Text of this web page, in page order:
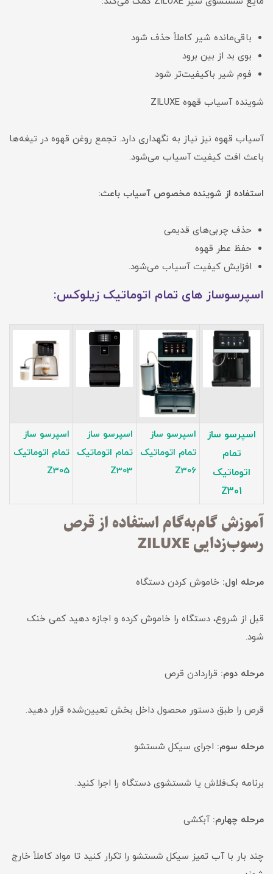
باقی‌مانده شیر کاملاً حذف شود
بوی بد از بین برود
فوم شیر باکیفیت‌تر شود
شوینده آسیاب قهوه ZILUXE
آسیاب قهوه نیز نیاز به نگهداری دارد. تجمع روغن قهوه در تیغه‌ها
باعث افت کیفیت آسیاب می‌شود.
استفاده از شوینده مخصوص آسیاب باعث:
حذف چربی‌های قدیمی
حفظ عطر قهوه
افزایش کیفیت آسیاب می‌شود.
اسپرسوساز های تمام اتوماتیک زیلوکس:
اسپرسو ساز
تمام
اتوماتیک
Z301
اسپرسو ساز
تمام اتوماتیک
Z306
اسپرسو ساز
تمام اتوماتیک
Z303
اسپرسو ساز
تمام اتوماتیک
Z305
آموزش گام‌به‌گام استفاده از قرص
رسوب‌زدایی ZILUXE
مرحله اول: خاموش کردن دستگاه
قبل از شروع، دستگاه را خاموش کرده و اجازه دهید کمی خنک
شود.
مرحله دوم: قراردادن قرص
قرص را طبق دستور محصول داخل بخش تعیین‌شده قرار دهید.
مرحله سوم: اجرای سیکل شستشو
برنامه بک‌فلاش یا شستشوی دستگاه را اجرا کنید.
مرحله چهارم:آبکشی
چند بار با آب تمیز سیکل شستشو را تکرار کنید تا مواد کاملاً خارج